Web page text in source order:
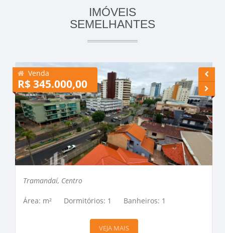
IMÓVEIS
SEMELHANTES
Venda
R$ 345.000,00
Tramandaí, Centro
Área: m² Dormitórios: 1 Banheiros: 1
VEJA MAIS